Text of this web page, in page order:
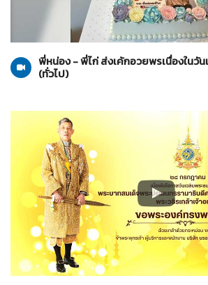
28-07-2567
ทั่วไป
พี่หน่อง - พี่ไก่ ส่งเค้กอวยพรเนื่องในวั
(ทั่วไป)
28-07-2567
ทั่วไป